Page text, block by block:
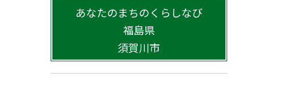
あなたのまちのくらしなび
福島県
須賀川市